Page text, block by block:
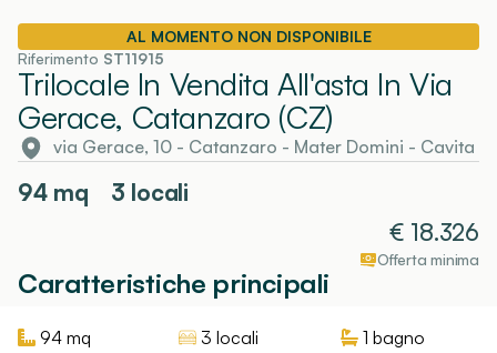
AL MOMENTO NON DISPONIBILE
Riferimento ST11915
Trilocale In Vendita All'asta In Via
Gerace, Catanzaro (CZ)
via Gerace, 10 - Catanzaro - Mater Domini - Cavita
94mq
3 locali
€ 18.326
Offerta minima
Caratteristiche principali
94 mq 3 locali 1 bagno